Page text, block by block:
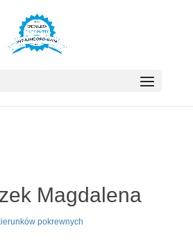
Magdalena
pokrewnych